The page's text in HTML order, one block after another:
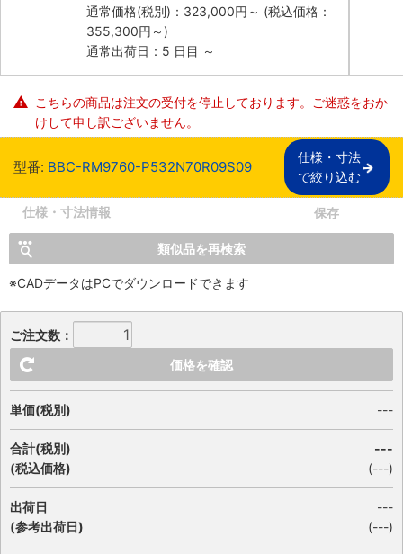
通常価格(税別)： 323,000円 ～ (税込価格：
355,300円 ～)
通常出荷日：5 日目 ～
こちらの商品は注文の受付を停止しております。ご迷惑をおか
けして申し訳ございません。
型番: BBC-RM9760-P532N70R09S09
仕様・寸法
で絞り込む
仕様・寸法情報 保存
類似品を再検索
※CADデータはPCでダウンロードできます
ご注文数：
価格を確認
単価(税別) ---
合計(税別)
(税込価格)
---
(---)
出荷日
(参考出荷日)
---
(---)